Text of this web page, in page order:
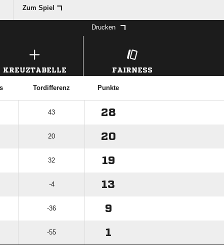
Zum Spiel
Drucken
KREUZTABELLE FAIRNESS
Tordifferenz Punkte
43 28
20 20
32 19
-4 13
-36 9
-55 1